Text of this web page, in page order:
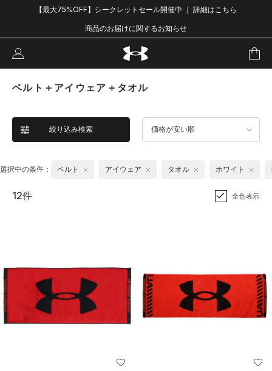
【最大75%OFF】シークレットセール開催中 ｜ 詳細はこちら
商品のお届けに関するお知らせ
ベルト＋アイウェア＋タオル
絞り込み検索 価格が安い順
選択中の条件： ベルト アイウェア タオル ホワイト
12件 全色表示